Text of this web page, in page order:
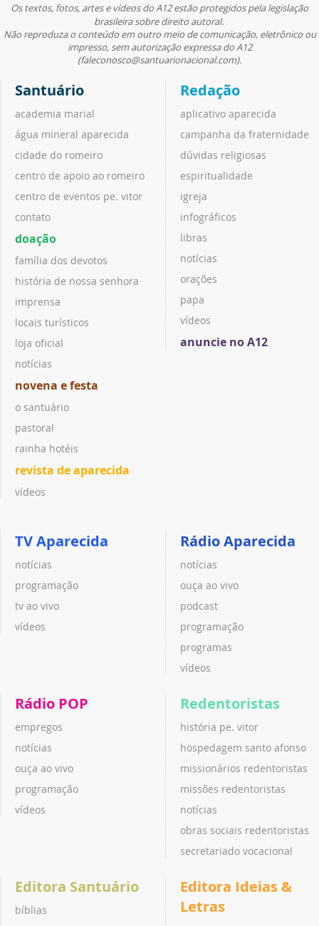
Os textos, fotos, artes e vídeos do A12 estão protegidos pela legislação
brasileira sobre direito autoral.
Não reproduza o conteúdo em outro meio de comunicação, eletrônico ou
impresso, sem autorização expressa do A12
(faleconosco@santuarionacional.com).
Santuário
academia marial
água mineral aparecida
cidade do romeiro
centro de apoio ao romeiro
centro de eventos pe. vitor
contato
doação
família dos devotos
história de nossa senhora
imprensa
locais turísticos
loja oficial
notícias
novena e festa
o santuário
pastoral
rainha hotéis
revista de aparecida
vídeos
Redação
aplicativo aparecida
campanha da fraternidade
dúvidas religiosas
espiritualidade
igreja
infográficos
libras
notícias
orações
papa
vídeos
anuncie no A12
TV Aparecida
notícias
programação
tv ao vivo
vídeos
Rádio Aparecida
notícias
ouça ao vivo
podcast
programação
programas
vídeos
Rádio POP
empregos
notícias
ouça ao vivo
programação
vídeos
Redentoristas
história pe. vitor
hospedagem santo afonso
missionários redentoristas
missões redentoristas
notícias
obras sociais redentoristas
secretariado vocacional
Editora Santuário
bíblias
Editora Ideias &
Letras